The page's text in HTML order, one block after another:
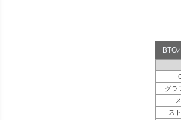
BTO
グラ
ス